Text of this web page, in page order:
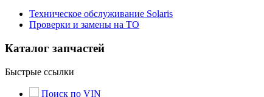
Техническое обслуживание Solaris
Проверки и замены на ТО
Каталог запчастей
Быстрые ссылки
Поиск по VIN